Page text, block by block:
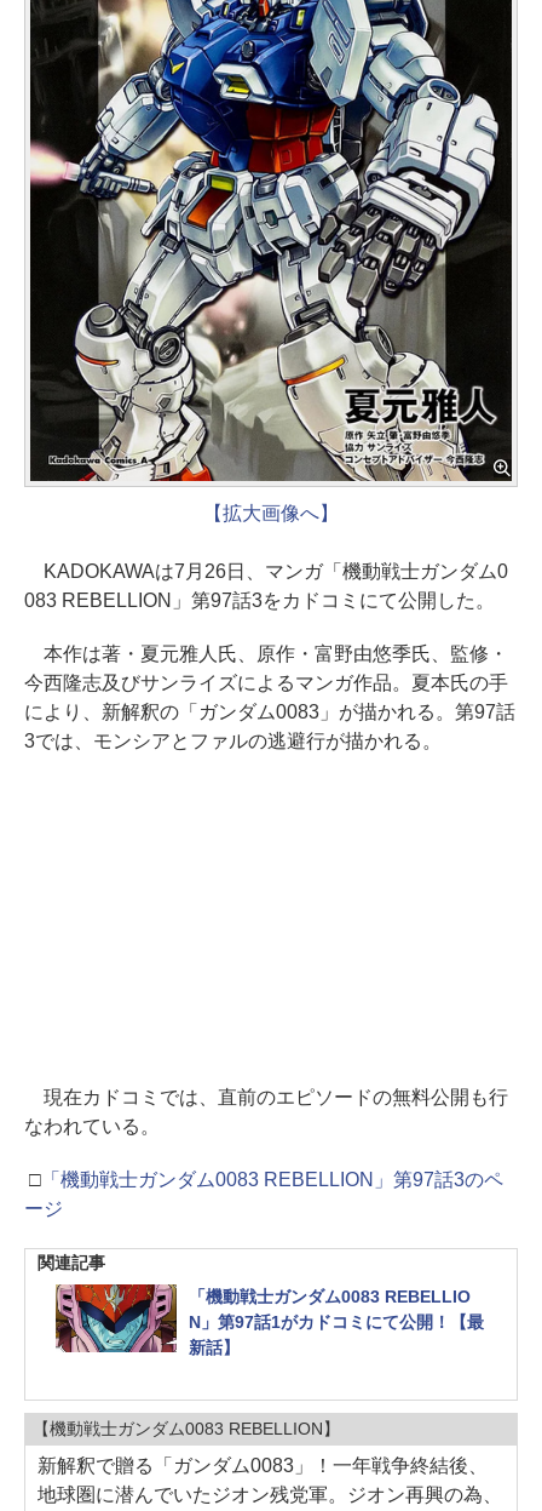
【拡大画像へ】
KADOKAWAは7月26日、マンガ「機動戦士ガンダム0
083 REBELLION」第97話3をカドコミにて公開した。
本作は著・夏元雅人氏、原作・富野由悠季氏、監修・
今西隆志及びサンライズによるマンガ作品。夏本氏の手
により、新解釈の「ガンダム0083」が描かれる。第97話
3では、モンシアとファルの逃避行が描かれる。
現在カドコミでは、直前のエピソードの無料公開も行
なわれている。
□「機動戦士ガンダム0083 REBELLION」第97話3のペ
ージ
関連記事
「機動戦士ガンダム0083 REBELLIO
N」第97話1がカドコミにて公開！【最
新話】
【機動戦士ガンダム0083 REBELLION】
新解釈で贈る「ガンダム0083」！一年戦争終結後、
地球圏に潜んでいたジオン残党軍。ジオン再興の為、